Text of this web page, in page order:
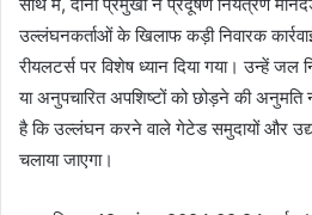
उल्लंघनकर्ताओं के खिलाफ कड़ी निवारक
रीयलटर्स पर विशेष ध्यान दिया गया। उन्हें
या अनुपचारित अपशिष्टों को छोड़ने की अनुमति
है कि उल्लंघन करने वाले गेटेड समुदायों और
चलाया जाएगा।